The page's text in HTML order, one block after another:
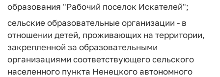
образования "Рабочий поселок Искателей";
сельские образовательные организации - в
отношении детей, проживающих на территории,
закрепленной за образовательными
организациями соответствующего сельского
населенного пункта Ненецкого автономного